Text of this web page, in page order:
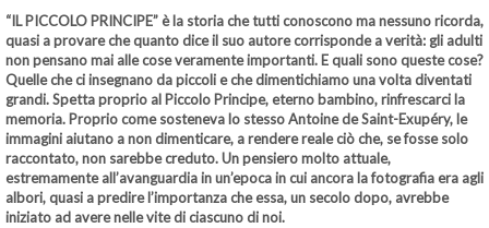
“IL PICCOLO PRINCIPE” è la storia che tutti conoscono ma nessuno ricorda,
quasi a provare che quanto dice il suo autore corrisponde a verità: gli adulti
non pensano mai alle cose veramente importanti. E quali sono queste cose?
Quelle che ci insegnano da piccoli e che dimentichiamo una volta diventati
grandi. Spetta proprio al Piccolo Principe, eterno bambino, rinfrescarci la
memoria. Proprio come sosteneva lo stessoAntoine de Saint-Exupéry, le
immagini aiutano a non dimenticare, a rendere reale ciò che, se fosse solo
raccontato, non sarebbe creduto. Un pensiero molto attuale,
estremamente all’avanguardia in un’epoca in cui ancora la fotografia era agli
albori, quasi a predire l’importanza che essa, un secolo dopo, avrebbe
iniziato ad avere nelle vite di ciascuno di noi.